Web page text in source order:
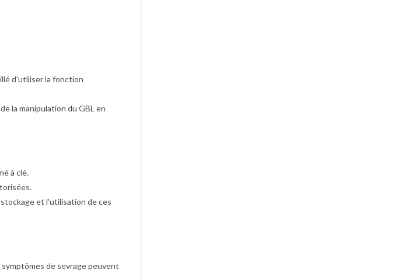
d'utiliser la fonction
la manipulation du GBL en
à clé.
et l'utilisation de ces
de sevrage peuvent